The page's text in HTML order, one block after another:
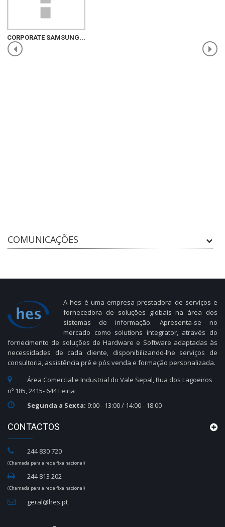
COMUNICAÇÕES
CORPORATE SAMSUNG...
A hes é uma empresa prestadora de serviços e
fornecedora de soluções globais na área dos
sistemas de informação. Apresenta-se no
mercado como solutions integrator, através do
fornecimento de soluções de Hardware e Software adaptadas às
necessidades de cada cliente, disponibilizando-lhe serviços de
consultoria, assistência pré e pós venda e formação personalizada.
Área Comercial e Industrial do Vale Sepal, Rua dos Lagoeiros
nº 185, 2415- 644 Leiria
Segunda a Sexta: 9:00 - 13:00 / 14:00 - 18:00
CONTACTOS
244 830 720
(Chamada para a rede fixa nacional)
244 813 202
(Chamada para a rede fixa nacional)
geral@hes.pt